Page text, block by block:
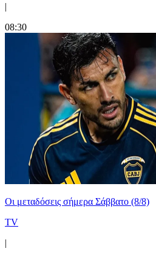
|
08:30
Οι μεταδόσεις σήμερα Σάββατο (8/8)
TV
|